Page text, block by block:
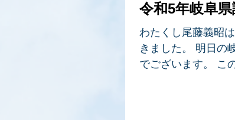
令和5年岐阜
わたくし尾藤義昭
きました。 明日の
でございます。 こ